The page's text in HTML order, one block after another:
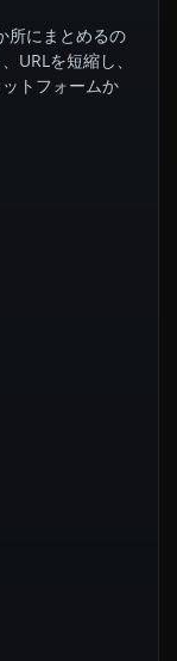
所にまとめるの
URLを短縮し、
トフォームか